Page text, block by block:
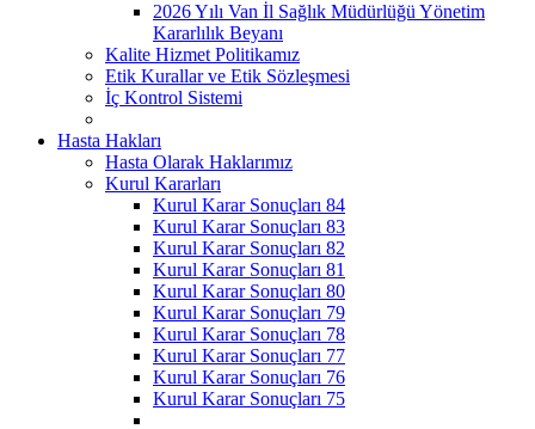
2026 Yılı Van İl Sağlık Müdürlüğü Yönetim
Kararlılık Beyanı
Kalite Hizmet Politikamız
Etik Kurallar ve Etik Sözleşmesi
İç Kontrol Sistemi
Hasta Hakları
Hasta Olarak Haklarımız
Kurul Kararları
Kurul Karar Sonuçları 84
Kurul Karar Sonuçları 83
Kurul Karar Sonuçları 82
Kurul Karar Sonuçları 81
Kurul Karar Sonuçları 80
Kurul Karar Sonuçları 79
Kurul Karar Sonuçları 78
Kurul Karar Sonuçları 77
Kurul Karar Sonuçları 76
Kurul Karar Sonuçları 75